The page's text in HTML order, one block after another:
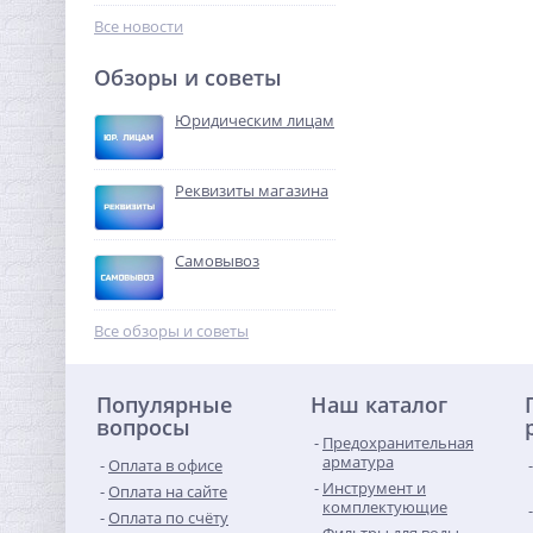
121,28
Ниппель резьбовой 1/2" x
1/2" (НР) никель UNI-FITT
263,00 руб.
-68%
Все новости
Обзоры и советы
Юридическим лицам
Реквизиты магазина
Самовывоз
Все обзоры и советы
Популярные
вопросы
Оплата в офисе
Оплата на сайте
Оплата по счёту
Наш каталог
Предохранительная
арматура
Инструмент и
комплектующие